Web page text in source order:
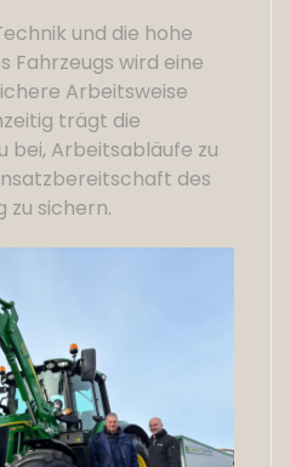
und die hohe
Fahrzeugs wird eine
Arbeitsweise
trägt die
bei, Arbeitsabläufe zu
des
zu sichern.